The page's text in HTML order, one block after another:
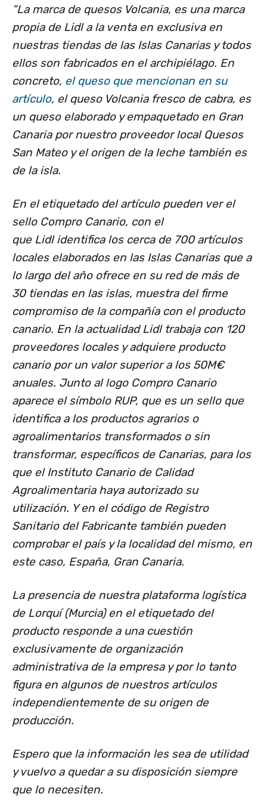
“La marca de quesos Volcania, es una marca
propia de Lidl a la venta en exclusiva en
nuestras tiendas de las Islas Canarias y todos
ellos son fabricados en el archipiélago. En
concreto, el queso que mencionan en su
artículo, el queso Volcania fresco de cabra, es
un queso elaborado y empaquetado en Gran
Canaria por nuestro proveedor local Quesos
San Mateo y el origen de la leche también es
de la isla.
En el etiquetado del artículo pueden ver el
sello Compro Canario, con el
que Lidl identifica los cerca de 700 artículos
locales elaborados en las Islas Canarias que a
lo largo del año ofrece en su red de más de
30 tiendas en las islas, muestra del firme
compromiso de la compañía con el producto
canario. En la actualidad Lidl trabaja con 120
proveedores locales y adquiere producto
canario por un valor superior a los 50M€
anuales. Junto al logo Compro Canario
aparece el símbolo RUP, que es un sello que
identifica a los productos agrarios o
agroalimentarios transformados o sin
transformar, específicos de Canarias, para los
que el Instituto Canario de Calidad
Agroalimentaria haya autorizado su
utilización. Y en el código de Registro
Sanitario del Fabricante también pueden
comprobar el país y la localidad del mismo, en
este caso, España, Gran Canaria.
La presencia de nuestra plataforma logística
de Lorquí (Murcia) en el etiquetado del
producto responde a una cuestión
exclusivamente de organización
administrativa de la empresa y por lo tanto
figura en algunos de nuestros artículos
independientemente de su origen de
producción.
Espero que la información les sea de utilidad
y vuelvo a quedar a su disposición siempre
que lo necesiten.